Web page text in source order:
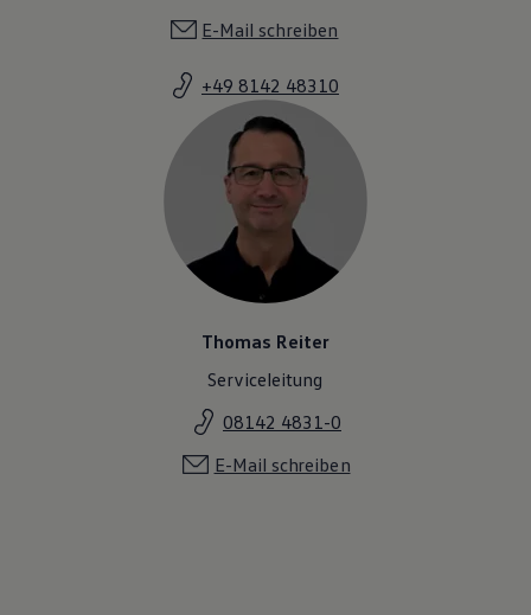
E-Mail schreiben
+49 8142 48310
Thomas Reiter
Serviceleitung
08142 4831-0
E-Mail schreiben